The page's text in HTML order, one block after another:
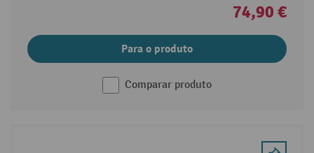
74,90 €
Para o produto
Comparar produto